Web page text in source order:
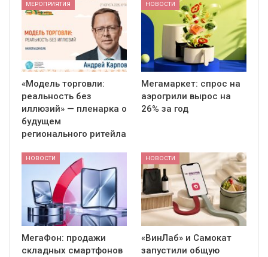
МЕРОПРИЯТИЯ
«Модель торговли:
реальность без
иллюзий» — пленарка о
будущем
регионального ритейла
НОВОСТИ
Мегамаркет: спрос на
аэрогрили вырос на
26% за год
НОВОСТИ
МегаФон: продажи
складных смартфонов
НОВОСТИ
«ВинЛаб» и Самокат
запустили общую